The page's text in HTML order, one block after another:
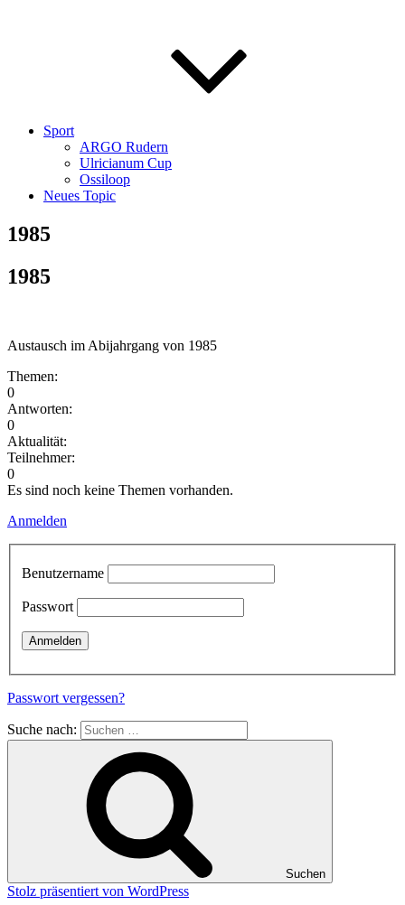
Sport
ARGO Rudern
Ulricianum Cup
Ossiloop
Neues Topic
1985
1985
Austausch im Abijahrgang von 1985
Themen:
0
Antworten:
0
Aktualität:
Teilnehmer:
0
Es sind noch keine Themen vorhanden.
Anmelden
Benutzername
Passwort
Passwort vergessen?
Suche nach:
Suchen
Stolz präsentiert von WordPress